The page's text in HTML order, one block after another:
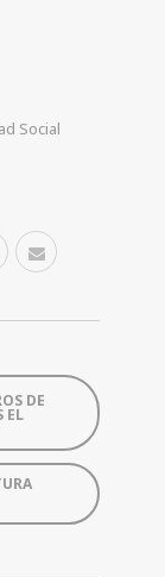
Social
DE
EL